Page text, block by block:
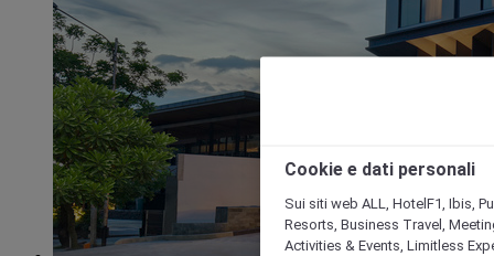
Cookie e dati personali
Sui siti web ALL, HotelF1, Ibis,
Resorts, Business Travel,
Activities & Events, Limitless